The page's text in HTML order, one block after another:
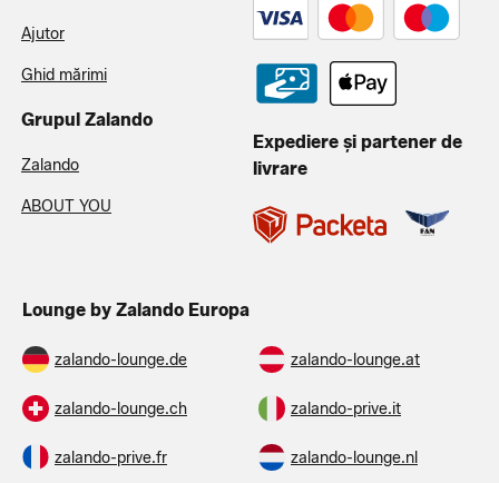
Ajutor
Ghid mărimi
Grupul Zalando
Zalando
ABOUT YOU
Expediere și partener de
livrare
Lounge by Zalando Europa
zalando-lounge.de zalando-lounge.at
zalando-lounge.ch zalando-prive.it
zalando-prive.fr zalando-lounge.nl